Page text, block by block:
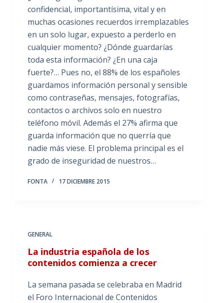
confidencial, importantísima, vital y en
muchas ocasiones recuerdos irremplazables
en un solo lugar, expuesto a perderlo en
cualquier momento? ¿Dónde guardarías
toda esta información? ¿En una caja
fuerte?… Pues no, el 88% de los españoles
guardamos información personal y sensible
como contraseñas, mensajes, fotografías,
contactos o archivos solo en nuestro
teléfono móvil. Además el 27% afirma que
guarda información que no querría que
nadie más viese. El problema principal es el
grado de inseguridad de nuestros…
FONTA 17 DICIEMBRE 2015
GENERAL
La industria española de los
contenidos comienza a crecer
La semana pasada se celebraba en Madrid
el Foro Internacional de Contenidos